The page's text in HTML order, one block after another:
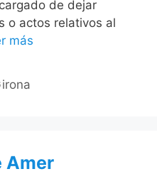
de dejar
o actos relativos al
más
Amer